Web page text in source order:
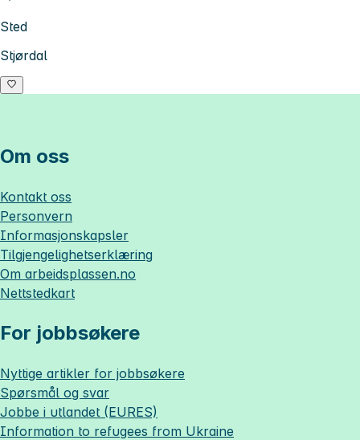
Sted
Stjørdal
Om oss
Kontakt oss
Personvern
Informasjonskapsler
Tilgjengelighetserklæring
Om arbeidsplassen.no
Nettstedkart
For jobbsøkere
Nyttige artikler for jobbsøkere
Spørsmål og svar
Jobbe i utlandet (EURES)
Information to refugees from Ukraine